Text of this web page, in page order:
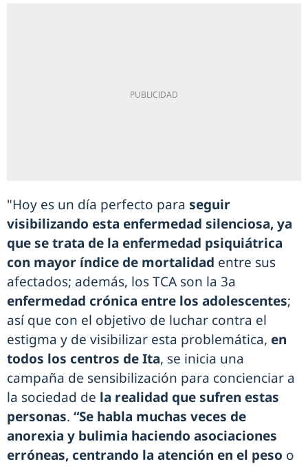
"Hoy es un día perfecto para seguir
visibilizando esta enfermedad silenciosa, ya
que se trata de la enfermedad psiquiátrica
con mayor índice de mortalidad entre sus
afectados; además, los TCA son la 3a
enfermedad crónica entre los adolescentes;
así que con el objetivo de luchar contra el
estigma y de visibilizar esta problemática, en
todos los centros de Ita, se inicia una
campaña de sensibilización para concienciar a
la sociedad de la realidad que sufren estas
personas. “Se habla muchas veces de
anorexia y bulimia haciendo asociaciones
erróneas, centrando la atención en el peso o